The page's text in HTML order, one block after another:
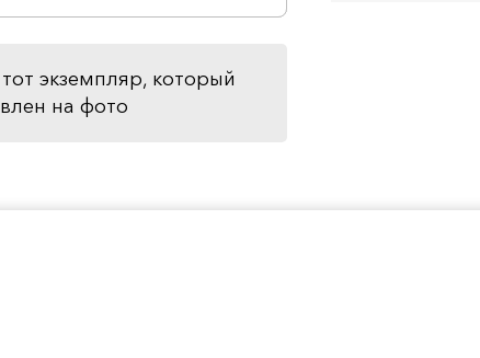
экземпляр, который
на фото